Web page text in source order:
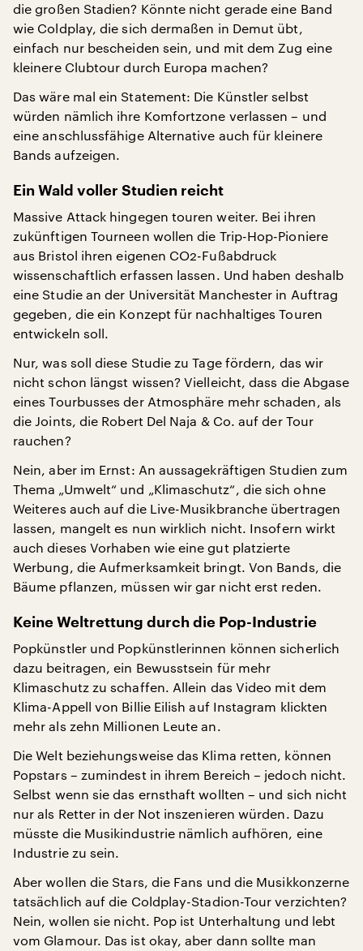
die großen Stadien? Könnte nicht gerade eine Band
wie Coldplay, die sich dermaßen in Demut übt,
einfach nur bescheiden sein, und mit dem Zug eine
kleinere Clubtour durch Europa machen?
Das wäre mal ein Statement: Die Künstler selbst
würden nämlich ihre Komfortzone verlassen – und
eine anschlussfähige Alternative auch für kleinere
Bands aufzeigen.
Ein Wald voller Studien reicht
Massive Attack hingegen touren weiter. Bei ihren
zukünftigen Tourneen wollen die Trip-Hop-Pioniere
aus Bristol ihren eigenen CO2-Fußabdruck
wissenschaftlich erfassen lassen. Und haben deshalb
eine Studie an der Universität Manchester in Auftrag
gegeben, die ein Konzept für nachhaltiges Touren
entwickeln soll.
Nur, was soll diese Studie zu Tage fördern, das wir
nicht schon längst wissen? Vielleicht, dass die Abgase
eines Tourbusses der Atmosphäre mehr schaden, als
die Joints, die Robert Del Naja & Co. auf der Tour
rauchen?
Nein, aber im Ernst: An aussagekräftigen Studien zum
Thema „Umwelt“ und „Klimaschutz“, die sich ohne
Weiteres auch auf die Live-Musikbranche übertragen
lassen, mangelt es nun wirklich nicht. Insofern wirkt
auch dieses Vorhaben wie eine gut platzierte
Werbung, die Aufmerksamkeit bringt. Von Bands, die
Bäume pflanzen, müssen wir gar nicht erst reden.
Keine Weltrettung durch die Pop-Industrie
Popkünstler und Popkünstlerinnen können sicherlich
dazu beitragen, ein Bewusstsein für mehr
Klimaschutz zu schaffen. Allein das Video mit dem
Klima-Appell von Billie Eilish auf Instagram klickten
mehr als zehn Millionen Leute an.
Die Welt beziehungsweise das Klima retten, können
Popstars – zumindest in ihrem Bereich – jedoch nicht.
Selbst wenn sie das ernsthaft wollten – und sich nicht
nur als Retter in der Not inszenieren würden. Dazu
müsste die Musikindustrie nämlich aufhören, eine
Industrie zu sein.
Aber wollen die Stars, die Fans und die Musikkonzerne
tatsächlich auf die Coldplay-Stadion-Tour verzichten?
Nein, wollen sie nicht. Pop ist Unterhaltung und lebt
vom Glamour. Das ist okay, aber dann sollte man